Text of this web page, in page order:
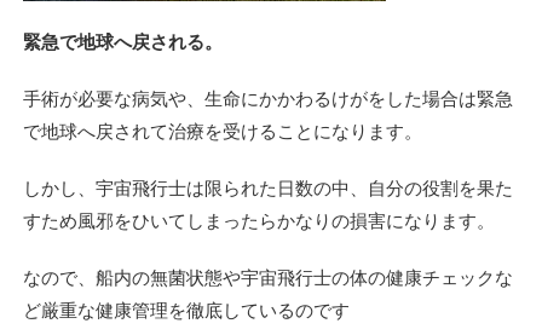
緊急で地球へ戻される。
手術が必要な病気や、生命にかかわるけがをした場合は緊急
で地球へ戻されて治療を受けることになります。
しかし、宇宙飛行士は限られた日数の中、自分の役割を果た
すため風邪をひいてしまったらかなりの損害になります。
なので、船内の無菌状態や宇宙飛行士の体の健康チェックな
ど厳重な健康管理を徹底しているのです